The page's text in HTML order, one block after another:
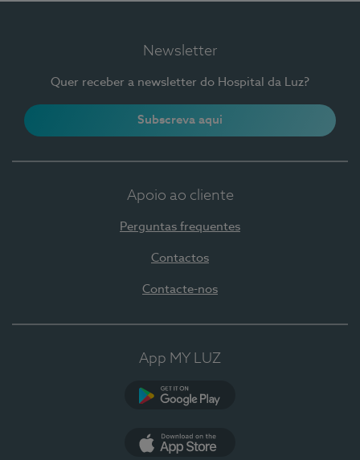
Newsletter
Quer receber a newsletter do Hospital da Luz?
Subscreva aqui
Apoio ao cliente
Perguntas frequentes
Contactos
Contacte-nos
App MY LUZ